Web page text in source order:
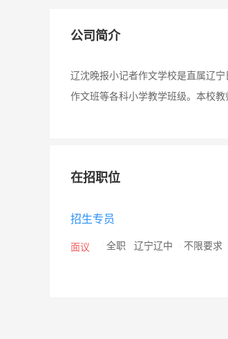
公司简介
辽沈晚报小记者作文学校是直属辽
作文班等各科小学教学班级。本校
在招职位
招生专员
面议 全职 辽宁辽中 不限要求